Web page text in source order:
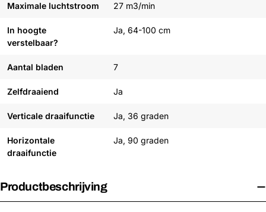
Maximale luchtstroom 27 m3/min
In hoogte
verstelbaar?
Ja, 64-100 cm
Aantal bladen 7
Zelfdraaiend Ja
Verticale draaifunctie Ja, 36 graden
Horizontale
draaifunctie
Ja, 90 graden
Productbeschrijving